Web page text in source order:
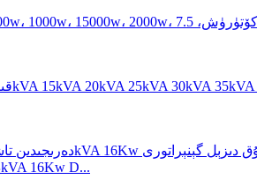
50Hz دەرىجىدىن تاشقىرى ئاۋازسىز، ئەنگىلىيە پېركىنس تەرىپىدىن ئىشلەنگەن 20kVA 16Kw D...